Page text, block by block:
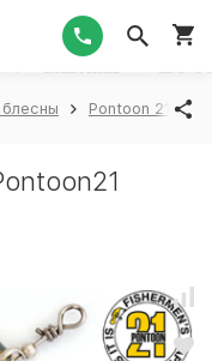
Pontoon 21